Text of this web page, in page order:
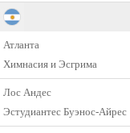
Атланта
Химнасия и Эсгрима
Лос Андес
Эстудиантес Буэнос-Айрес